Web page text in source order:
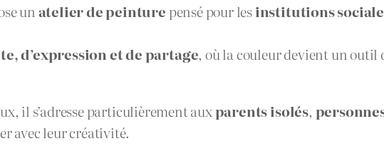
unatelier de peinture pensé pour lesinstitutions
d’expression et de partage, où la couleur devient un outil
il s’adresse particulièrement auxparents isolés,
avec leur créativité.